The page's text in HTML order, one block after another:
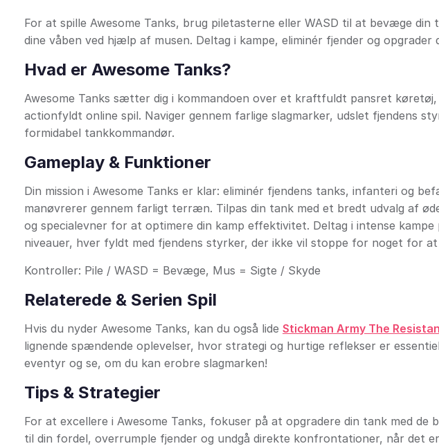
For at spille Awesome Tanks, brug piletasterne eller WASD til at bevæge din
dine våben ved hjælp af musen. Deltag i kampe, eliminér fjender og opgrader
Hvad er Awesome Tanks?
Awesome Tanks sætter dig i kommandoen over et kraftfuldt pansret
actionfyldt online spil. Naviger gennem farlige slagmarker, udslet fjendens
formidabel tankkommandør.
Gameplay & Funktioner
Din mission i Awesome Tanks er klar: eliminér fjendens tanks, infanteri og
manøvrerer gennem farligt terræn. Tilpas din tank med et bredt udvalg af
og specialevner for at optimere din kamp effektivitet. Deltag i intense
niveauer, hver fyldt med fjendens styrker, der ikke vil stoppe for noget for
Kontroller: Pile / WASD = Bevæge, Mus = Sigte / Skyde
Relaterede & Serien Spil
Hvis du nyder Awesome Tanks, kan du også lide Stickman Army The
lignende spændende oplevelser, hvor strategi og hurtige reflekser er
eventyr og se, om du kan erobre slagmarken!
Tips & Strategier
For at excellere i Awesome Tanks, fokuser på at opgradere din tank med
til din fordel, overrumple fjender og undgå direkte konfrontationer, når det